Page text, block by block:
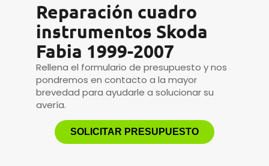
Reparación cuadro
instrumentos Skoda
Fabia 1999-2007
Rellena el formulario de presupuesto y nos
pondremos en contacto a la mayor
brevedad para ayudarle a solucionar su
avería.
SOLICITAR PRESUPUESTO